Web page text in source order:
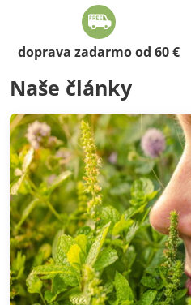
doprava zadarmo od 60 €
Naše články